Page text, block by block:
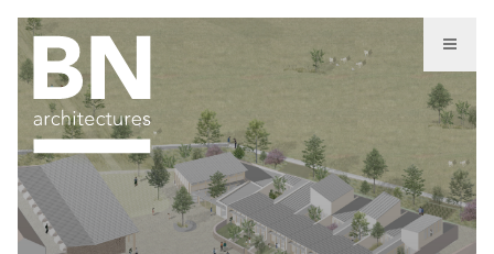
Aller
contenu
principal